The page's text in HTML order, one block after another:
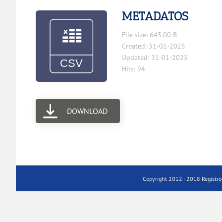
METADATOS
File size: 643.00 B
Created: 31-01-2025
Updated: 31-01-2025
Hits: 94
DOWNLOAD
Copyright 2012 - 2018